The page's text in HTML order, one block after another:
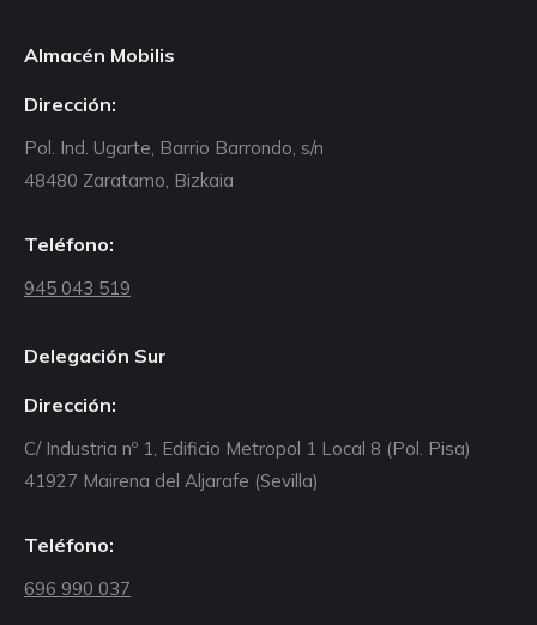
Almacén Mobilis
Dirección:
Pol. Ind. Ugarte, Barrio Barrondo, s/n
48480 Zaratamo, Bizkaia
Teléfono:
945 043 519
Delegación Sur
Dirección:
C/ Industria nº 1, Edificio Metropol 1 Local 8 (Pol. Pisa)
41927 Mairena del Aljarafe (Sevilla)
Teléfono:
696 990 037